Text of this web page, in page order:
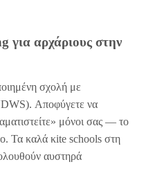
για αρχάριους στην
σχολή με
Αποφύγετε να
μόνοι σας — το
Τα καλά κite schools στη
αυστηρά